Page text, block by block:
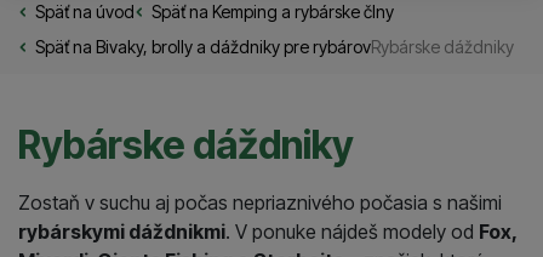
Späť na úvodRybarske.sk
Späť na Kemping a rybárske člny
Späť na Bivaky, brolly a dáždniky pre rybárovRybárske dáždniky
Rybárske dáždniky
Zostaň v suchu aj počas nepriaznivého počasia s našimi
rybárskymi dáždnikmi. V ponuke nájdeš modely od Fox,